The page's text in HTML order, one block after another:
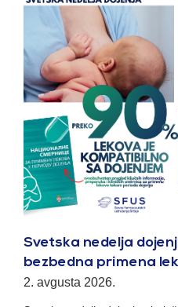
Svetska nedelja
bezbedna primena
2. avgusta 2026.